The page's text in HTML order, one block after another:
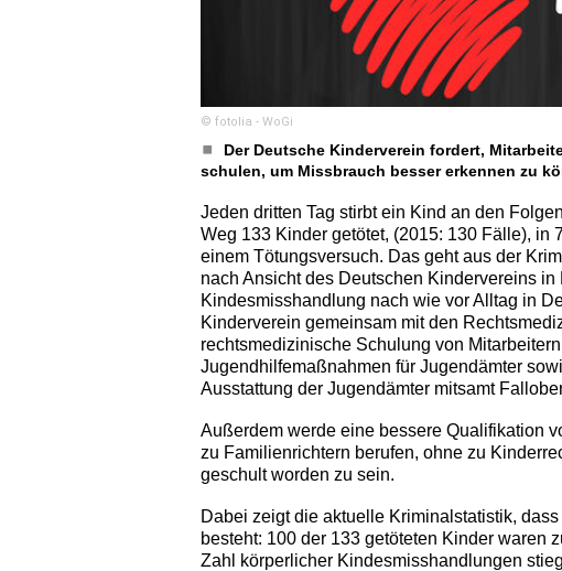
© fotolia - WoGi
Der Deutsche Kinderverein fordert,
schulen, um Missbrauch besser erkennen zu
Jeden dritten Tag stirbt ein Kind an den
Weg 133 Kinder getötet, (2015: 130 Fälle),
einem Tötungsversuch. Das geht aus der
nach Ansicht des Deutschen Kindervereins
Kindesmisshandlung nach wie vor Alltag in
Kinderverein gemeinsam mit den
rechtsmedizinische Schulung von
Jugendhilfemaßnahmen für Jugendämter
Ausstattung der Jugendämter mitsamt
Außerdem werde eine bessere Qualifikation
zu Familienrichtern berufen, ohne zu
geschult worden zu sein.
Dabei zeigt die aktuelle Kriminalstatistik,
besteht: 100 der 133 getöteten Kinder waren
Zahl körperlicher Kindesmisshandlungen